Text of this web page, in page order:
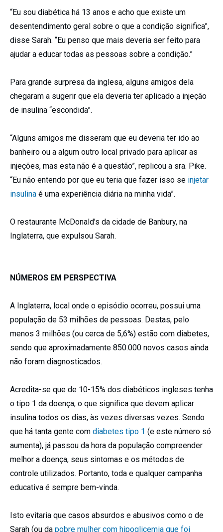
“Eu sou diabética há 13 anos e acho que existe um
desentendimento geral sobre o que a condição significa”,
disse Sarah. “Eu penso que mais deveria ser feito para
ajudar a educar todas as pessoas sobre a condição.”
Para grande surpresa da inglesa, alguns amigos dela
chegaram a sugerir que ela deveria ter aplicado a injeção
de insulina “escondida”.
“Alguns amigos me disseram que eu deveria ter ido ao
banheiro ou a algum outro local privado para aplicar as
injeções, mas esta não é a questão”, replicou a sra. Pike.
“Eu não entendo por que eu teria que fazer isso se injetar
insulina é uma experiência diária na minha vida”.
O restaurante McDonald’s da cidade de Banbury, na
Inglaterra, que expulsou Sarah.
NÚMEROS EM PERSPECTIVA
A Inglaterra, local onde o episódio ocorreu, possui uma
população de 53 milhões de pessoas. Destas, pelo
menos 3 milhões (ou cerca de 5,6%) estão com diabetes,
sendo que aproximadamente 850.000 novos casos ainda
não foram diagnosticados.
Acredita-se que de 10-15% dos diabéticos ingleses tenha
o tipo 1 da doença, o que significa que devem aplicar
insulina todos os dias, às vezes diversas vezes. Sendo
que há tanta gente com diabetes tipo 1 (e este número só
aumenta), já passou da hora da população compreender
melhor a doença, seus sintomas e os métodos de
controle utilizados. Portanto, toda e qualquer campanha
educativa é sempre bem-vinda.
Isto evitaria que casos absurdos e abusivos como o de
Sarah (ou da pobre mulher com hipoglicemia que foi